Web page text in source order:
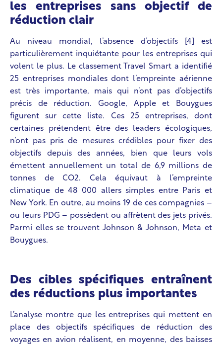
les entreprises sans objectif de
réduction clair
Au niveau mondial, l’absence d’objectifs [4] est
particulièrement inquiétante pour les entreprises qui
volent le plus. Le classement Travel Smart a identifié
25 entreprises mondiales dont l’empreinte aérienne
est très importante, mais qui n’ont pas d’objectifs
précis de réduction. Google, Apple et Bouygues
figurent sur cette liste. Ces 25 entreprises, dont
certaines prétendent être des leaders écologiques,
n’ont pas pris de mesures crédibles pour fixer des
objectifs depuis des années, bien que leurs vols
émettent annuellement un total de 6,9 millions de
tonnes de CO2. Cela équivaut à l’empreinte
climatique de 48 000 allers simples entre Paris et
New York. En outre, au moins 19 de ces compagnies –
ou leurs PDG – possèdent ou affrètent des jets privés.
Parmi elles se trouvent Johnson & Johnson, Meta et
Bouygues.
Des cibles spécifiques entraînent
des réductions plus importantes
L’analyse montre que les entreprises qui mettent en
place des objectifs spécifiques de réduction des
voyages en avion réalisent, en moyenne, des baisses